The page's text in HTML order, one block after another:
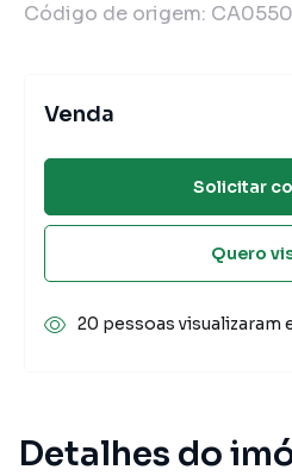
Detalhes do
Código de origem: CA0550
Venda
Solicitar
Quero
20 pessoas visualizaram